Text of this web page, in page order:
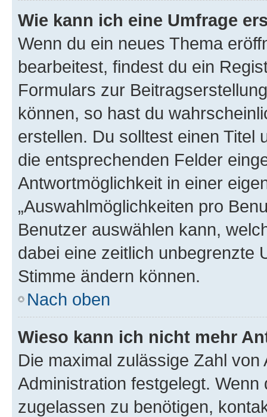
Wie kann ich eine Umfrage
Wenn du ein neues Thema
bearbeitest, findest du ein
Formulars zur
können, so hast du
erstellen. Du solltest einen Titel
die entsprechenden Felder
Antwortmöglichkeit in einer
„Auswahlmöglichkeiten pro
Benutzer auswählen kann,
dabei eine zeitlich unbegrenzte
Stimme ändern können.
Nach oben
Wieso kann ich nicht mehr
Die maximal zulässige Zahl
Administration festgelegt.
zugelassen zu benötigen,